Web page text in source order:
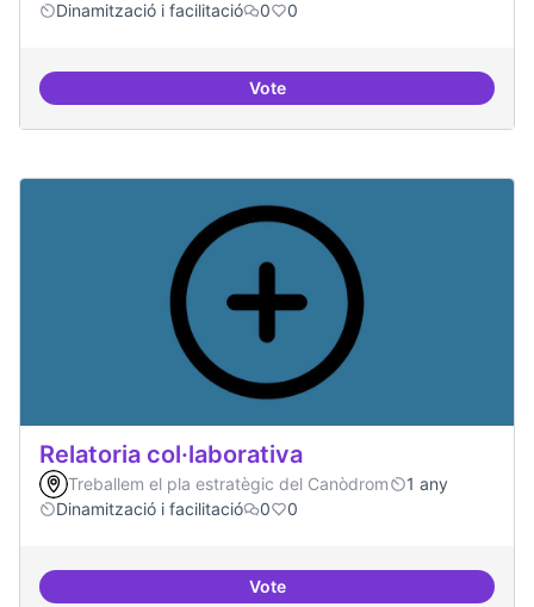
Dinamització i facilitació
0 0
VoteRepositori de coneixement
Relatoria col·laborativa
Treballem el pla estratègic del Canòdrom
1 any
Dinamització i facilitació
0 0
VoteRelatoria col·laborativa